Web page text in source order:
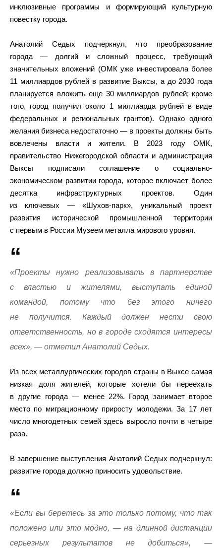
инклюзивные программы и формирующий культурную
повестку города.
Анатолий Седых подчеркнул, что преобразование
города — долгий и сложный процесс, требующий
значительных вложений (ОМК уже инвестировала более
11 миллиардов рублей в развитие Выксы, а до 2030 года
планируется вложить еще 30 миллиардов рублей; кроме
того, город получил около 1 миллиарда рублей в виде
федеральных и региональных грантов). Однако одного
желания бизнеса недостаточно — в проекты должны быть
вовлечены власти и жители. В 2023 году ОМК,
правительство Нижегородской области и администрация
Выксы подписали соглашение о социально-
экономическом развитии города, которое включает более
десятка инфраструктурных проектов. Один
из ключевых — «Шухов-парк», уникальный проект
развития исторической промышленной территории
с первым в России Музеем металла мирового уровня.
«Проекты нужно реализовывать в партнерстве
с властью и жителями, выступать единой
командой, потому что без этого ничего
не получится. Каждый должен нести свою
ответственность, но в городе сходятся интересы
всех», — отметил Анатолий Седых.
Из всех металлургических городов страны в Выксе самая
низкая доля жителей, которые хотели бы переехать
в другие города — менее 22%. Город занимает второе
место по миграционному приросту молодежи. За 17 лет
число многодетных семей здесь выросло почти в четыре
раза.
В завершение выступления Анатолий Седых подчеркнул:
развитие города должно приносить удовольствие.
«Если вы беретесь за это только потому, что так
положено или это модно, — на длинной дистанции
серьезных результатов не добиться», —